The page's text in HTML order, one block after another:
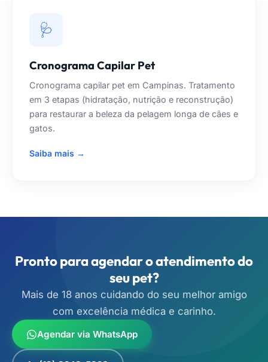
🩺
Cronograma Capilar Pet
Cronograma capilar pet em Campinas. Tratamento
em 3 etapas (hidratação, nutrição e reconstrução)
para restaurar a beleza da pelagem longa de cães e
gatos.
Saiba mais →
Pronto para agendar o atendimento do
seu pet?
Mais de 18 anos cuidando do seu melhor amigo
com excelência médica e carinho.
Agendar via WhatsApp